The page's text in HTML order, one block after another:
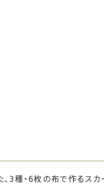
3種・6枚の布で作るスカ